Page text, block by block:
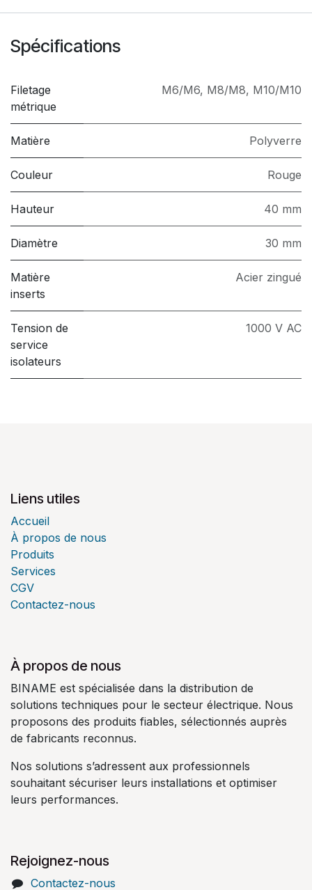
Spécifications
Filetage
métrique
M6/M6, M8/M8, M10/M10
Matière Polyverre
Couleur Rouge
Hauteur 40 mm
Diamètre 30 mm
Matière
inserts
Acier zingué
Tension de
service
isolateurs
1000 V AC
Liens utiles
Accueil
À propos de nous
Produits
Services
CGV
Contactez-nous
À propos de nous
BINAME est spécialisée dans la distribution de
solutions techniques pour le secteur électrique. Nous
proposons des produits fiables, sélectionnés auprès
de fabricants reconnus.
Nos solutions s’adressent aux professionnels
souhaitant sécuriser leurs installations et optimiser
leurs performances.
Rejoignez-nous
Contactez-nous